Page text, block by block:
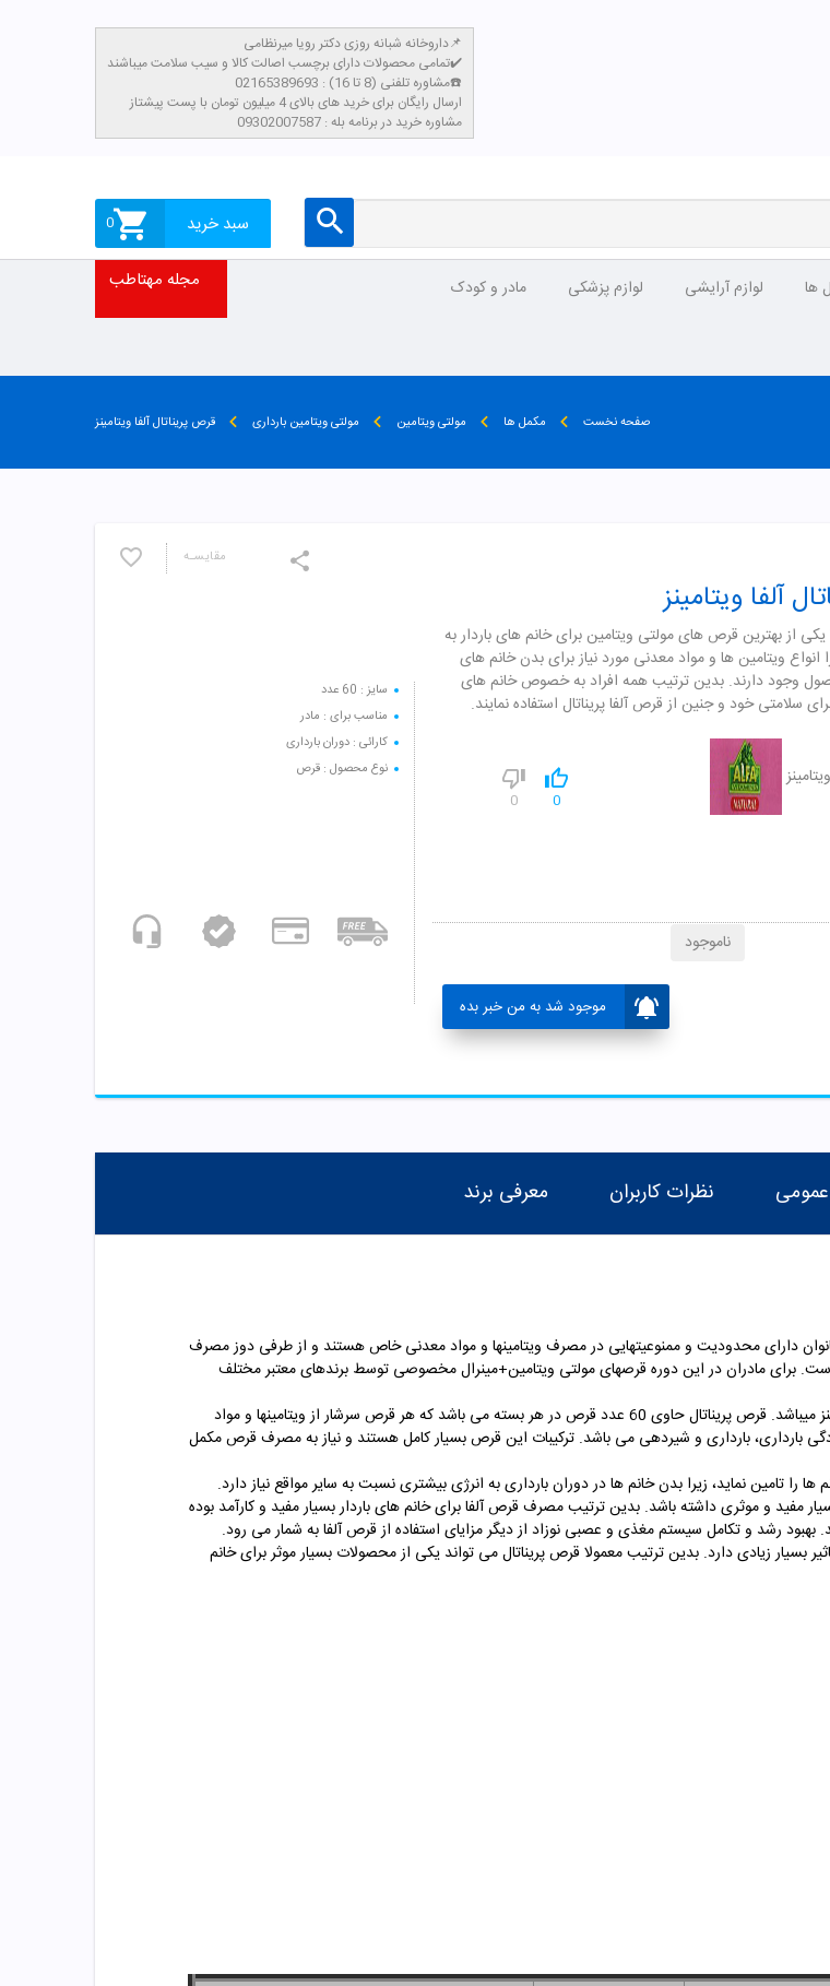
داروخانه شبانه روزی دکتر رویا میرنظامی📌
تمامی محصولات دارای برچسب اصالت کالا و سیب سلامت میباشند✔️
مشاوره تلفنی (8 تا 16) : 02165389693☎️
​ارسال رایگان برای خرید های بالای 4 میلیون تومان با پست پیشتاز
مشاوره خرید در برنامه بله : 09302007587
سبد خرید 0
ها لوازم آرایشی لوازم پزشکی مادر و کودک مجله مهتاطب
صفحه نخست مکمل ها مولتی ویتامین مولتی ویتامین بارداری قرص پریناتال آلفا ویتامینز
مقایسـه
سایز : 60 عدد
مناسب برای : مادر
کارائی : دوران بارداری
نوع محصول : قرص
آلفا ویتامینز
یکی از بهترین قرص های مولتی ویتامین برای خانم های باردار به
انواع ویتامین ها و مواد معدنی مورد نیاز برای بدن خانم های
وجود دارند. بدین ترتیب همه افراد به خصوص خانم های
سلامتی خود و جنین از قرص آلفا پریناتال استفاده نمایند.
0
0
موجود شد به من خبر بده
ناموجود
نظرات کاربران معرفی برند
دارای محدودیت و ممنوعیتهایی در مصرف ویتامینها و مواد معدنی خاص هستند و از طرفی دوز مصرف
است. برای مادران در این دوره قرصهای مولتی ویتامین+مینرال مخصوصی توسط برندهای معتبر مختلف
یکی از این قرصهای مولتی ویتامین قرص پریناتال از برند امریکایی آلفا ویتامینز میباشد. قرص پریناتال حاوی 60 عدد قرص در هر بسته می باشد که هر قرص سرشار از ویتامینها و مواد
بارداری، بارداری و شیردهی می باشد. ترکیبات این قرص بسیار کامل هستند و نیاز به مصرف قرص مکمل
ها را تامین نماید، زیرا بدن خانم ها در دوران بارداری به انرژی بیشتری نسبت به سایر مواقع نیاز دارد.
مفید و موثری داشته باشد. بدین ترتیب مصرف قرص آلفا برای خانم های باردار بسیار مفید و کارآمد بوده
بهبود رشد و تکامل سیستم مغذی و عصبی نوزاد از دیگر مزایای استفاده از قرص آلفا به شمار می رود.
زیادی دارد. بدین ترتیب معمولا قرص پریناتال می تواند یکی از محصولات بسیار موثر برای خانم